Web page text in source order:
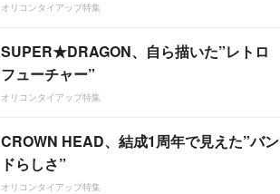
オリコンタイアップ特集
SUPER★DRAGON、自ら描いた”レトロ
フューチャー”
オリコンタイアップ特集
CROWN HEAD、結成1周年で見えた”バン
ドらしさ”
オリコンタイアップ特集